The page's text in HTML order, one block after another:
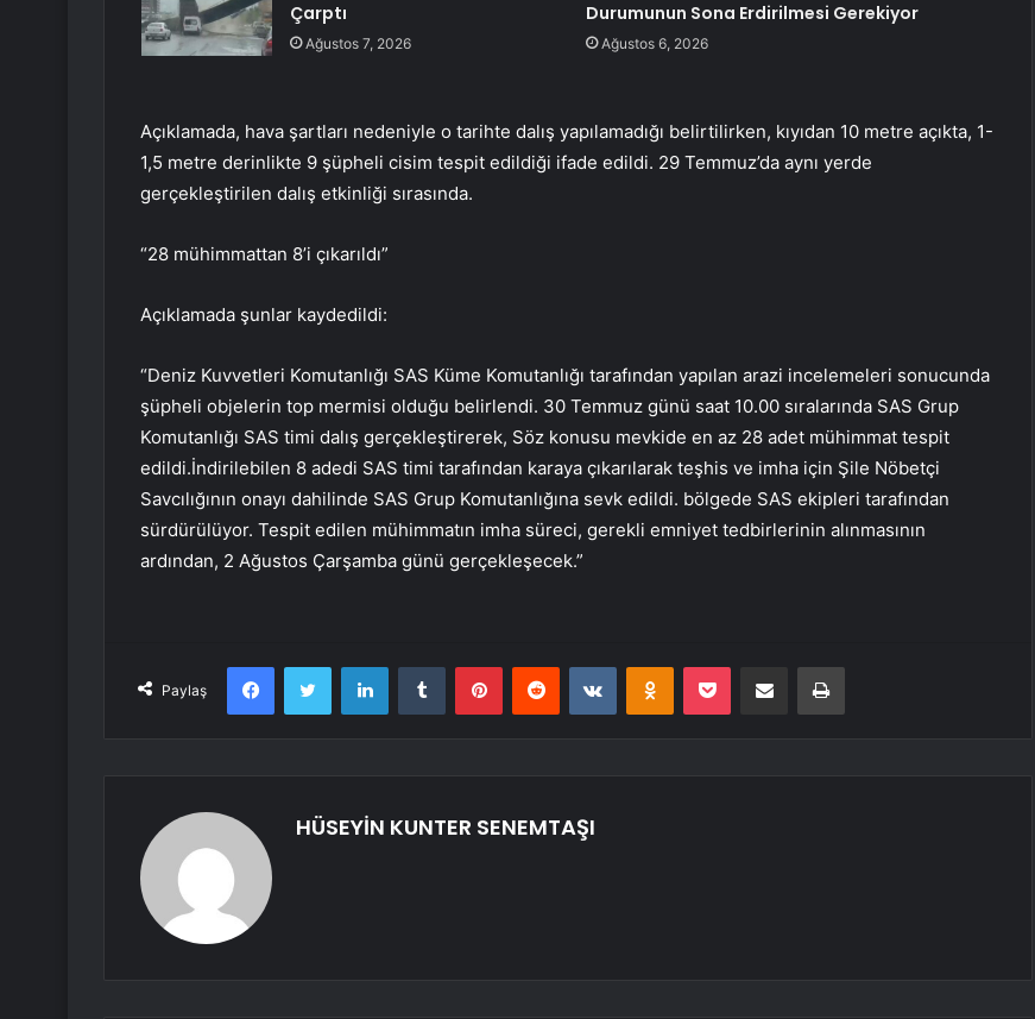
Çarptı
Ağustos 7, 2026
Durumunun Sona Erdirilmesi Gerekiyor
Ağustos 6, 2026
Açıklamada, hava şartları nedeniyle o tarihte dalış yapılamadığı belirtilirken, kıyıdan 10 metre açıkta, 1-
1,5 metre derinlikte 9 şüpheli cisim tespit edildiği ifade edildi. 29 Temmuz’da aynı yerde
gerçekleştirilen dalış etkinliği sırasında.
“28 mühimmattan 8’i çıkarıldı”
Açıklamada şunlar kaydedildi:
“Deniz Kuvvetleri Komutanlığı SAS Küme Komutanlığı tarafından yapılan arazi incelemeleri sonucunda
şüpheli objelerin top mermisi olduğu belirlendi. 30 Temmuz günü saat 10.00 sıralarında SAS Grup
Komutanlığı SAS timi dalış gerçekleştirerek, Söz konusu mevkide en az 28 adet mühimmat tespit
edildi.İndirilebilen 8 adedi SAS timi tarafından karaya çıkarılarak teşhis ve imha için Şile Nöbetçi
Savcılığının onayı dahilinde SAS Grup Komutanlığına sevk edildi. bölgede SAS ekipleri tarafından
sürdürülüyor. Tespit edilen mühimmatın imha süreci, gerekli emniyet tedbirlerinin alınmasının
ardından, 2 Ağustos Çarşamba günü gerçekleşecek.”
Paylaş
FacebookTwitter LinkedInTumblr PinterestReddit VKontakteOdnoklassniki
Pocket E-Posta ile paylaş Yazdır
HÜSEYİN KUNTER SENEMTAŞI